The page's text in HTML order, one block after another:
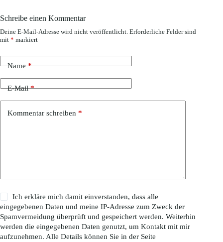
Schreibe einen Kommentar
Deine E-Mail-Adresse wird nicht veröffentlicht. Erforderliche Felder sind
mit * markiert
Name*
E-Mail*
Kommentar schreiben *
Ich erkläre mich damit einverstanden, dass alle
eingegebenen Daten und meine IP-Adresse zum Zweck der
Spamvermeidung überprüft und gespeichert werden. Weiterhin
werden die eingegebenen Daten genutzt, um Kontakt mit mir
aufzunehmen. Alle Details können Sie in der Seite